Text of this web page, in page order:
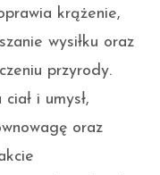
krążenie,
wysiłku oraz
przyrody.
i umysł,
oraz